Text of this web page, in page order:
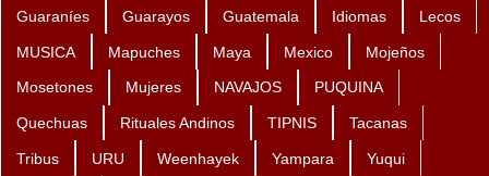
Guaraníes Guarayos Guatemala Idiomas Lecos
MUSICA Mapuches Maya Mexico Mojeños
Mosetones Mujeres NAVAJOS PUQUINA
Quechuas Rituales Andinos TIPNIS Tacanas
Tribus URU Weenhayek Yampara Yuqui